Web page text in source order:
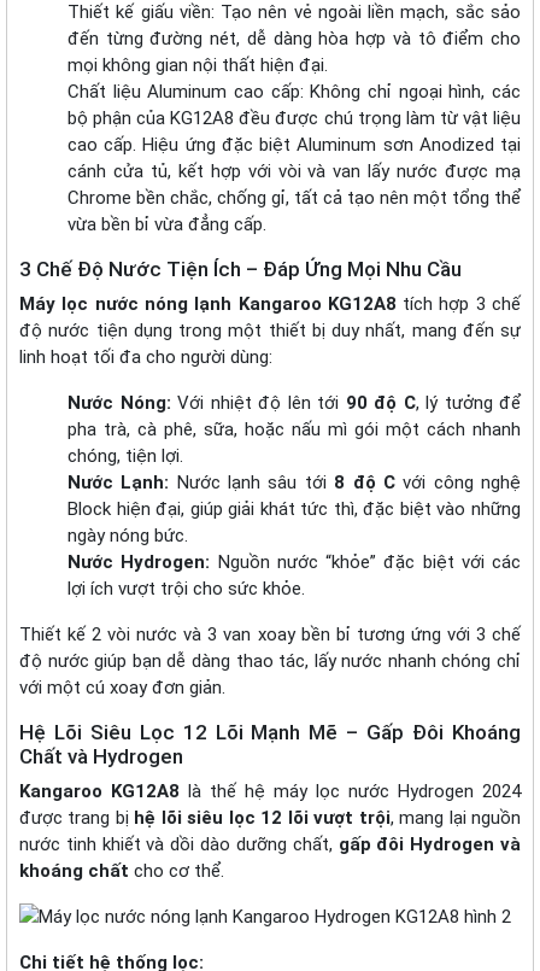
Thiết kế giấu viền: Tạo nên vẻ ngoài liền mạch, sắc sảo
đến từng đường nét, dễ dàng hòa hợp và tô điểm cho
mọi không gian nội thất hiện đại.
Chất liệu Aluminum cao cấp: Không chỉ ngoại hình, các
bộ phận của KG12A8 đều được chú trọng làm từ vật liệu
cao cấp. Hiệu ứng đặc biệt Aluminum sơn Anodized tại
cánh cửa tủ, kết hợp với vòi và van lấy nước được mạ
Chrome bền chắc, chống gỉ, tất cả tạo nên một tổng thể
vừa bền bỉ vừa đẳng cấp.
3 Chế Độ Nước Tiện Ích – Đáp Ứng Mọi Nhu Cầu
Máy lọc nước nóng lạnh Kangaroo KG12A8 tích hợp 3 chế
độ nước tiện dụng trong một thiết bị duy nhất, mang đến sự
linh hoạt tối đa cho người dùng:
Nước Nóng: Với nhiệt độ lên tới 90 độ C, lý tưởng để
pha trà, cà phê, sữa, hoặc nấu mì gói một cách nhanh
chóng, tiện lợi.
Nước Lạnh: Nước lạnh sâu tới 8 độ Cvới công nghệ
Block hiện đại, giúp giải khát tức thì, đặc biệt vào những
ngày nóng bức.
Nước Hydrogen: Nguồn nước “khỏe” đặc biệt với các
lợi ích vượt trội cho sức khỏe.
Thiết kế 2 vòi nước và 3 van xoay bền bỉ tương ứng với 3 chế
độ nước giúp bạn dễ dàng thao tác, lấy nước nhanh chóng chỉ
với một cú xoay đơn giản.
Hệ Lõi Siêu Lọc 12 Lõi Mạnh Mẽ – Gấp Đôi Khoáng
Chất và Hydrogen
Kangaroo KG12A8 là thế hệ máy lọc nước Hydrogen 2024
được trang bị hệ lõi siêu lọc 12 lõi vượt trội, mang lại nguồn
nước tinh khiết và dồi dào dưỡng chất, gấp đôi Hydrogen và
khoáng chất cho cơ thể.
Chi tiết hệ thống lọc: